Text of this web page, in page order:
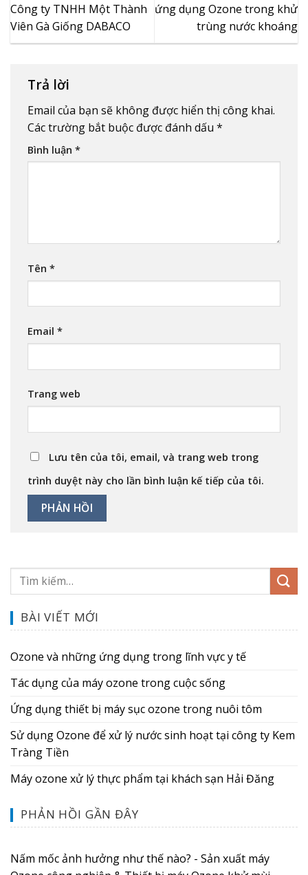
Công ty TNHH Một Thành
Viên Gà Giống DABACO
ứng dụng Ozone trong khử
trùng nước khoáng
Trả lời
Email của bạn sẽ không được hiển thị công khai.
Các trường bắt buộc được đánh dấu *
Bình luận *
Tên *
Email *
Trang web
Lưu tên của tôi, email, và trang web trong
trình duyệt này cho lần bình luận kế tiếp của tôi.
BÀI VIẾT MỚI
Ozone và những ứng dụng trong lĩnh vực y tế
Tác dụng của máy ozone trong cuộc sống
Ứng dụng thiết bị máy sục ozone trong nuôi tôm
Sử dụng Ozone để xử lý nước sinh hoạt tại công ty Kem
Tràng Tiền
Máy ozone xử lý thực phẩm tại khách sạn Hải Đăng
PHẢN HỒI GẦN ĐÂY
Nấm mốc ảnh hưởng như thế nào? - Sản xuất máy